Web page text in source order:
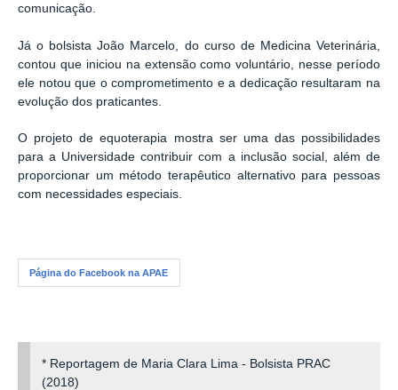
comunicação.
Já o bolsista João Marcelo, do curso de Medicina Veterinária,
contou que iniciou na extensão como voluntário, nesse período
ele notou que o comprometimento e a dedicação resultaram na
evolução dos praticantes.
O projeto de equoterapia mostra ser uma das possibilidades
para a Universidade contribuir com a inclusão social, além de
proporcionar um método terapêutico alternativo para pessoas
com necessidades especiais.
Página do Facebook na APAE
* Reportagem de Maria Clara Lima - Bolsista PRAC
(2018)